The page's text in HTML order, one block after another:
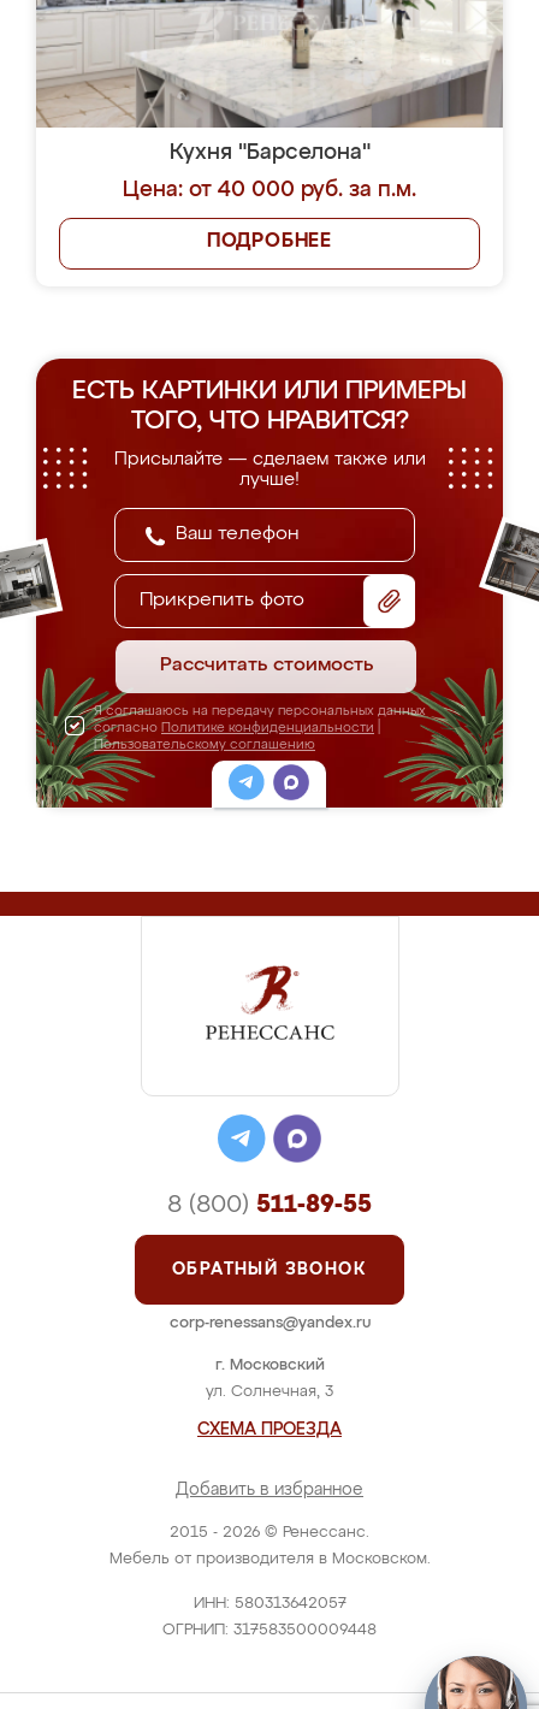
Кухня "Барселона"
Цена: от 40 000 руб. за п.м.
ПОДРОБНЕЕ
ЕСТЬ КАРТИНКИ ИЛИ ПРИМЕРЫ
ТОГО, ЧТО НРАВИТСЯ?
Присылайте — сделаем также или
лучше!
Прикрепить фото
Рассчитать стоимость
Я соглашаюсь на передачу персональных данных
согласно Политике конфиденциальности
Пользовательскому соглашению
2015 - 2026 © Ренессанс.
Мебель от производителя в Московском.
ИНН: 580313642057
ОГРНИП: 317583500009448
г. Московский
ул. Солнечная, 3
СХЕМА ПРОЕЗДА
Добавить в избранное
8 (800) 511-89-55
ОБРАТНЫЙ ЗВОНОК
corp-renessans@yandex.ru